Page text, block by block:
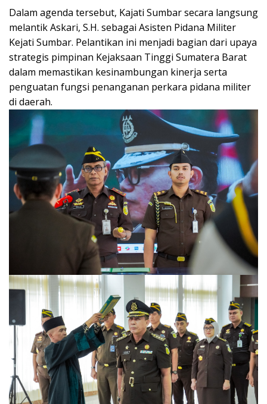
Dalam agenda tersebut, Kajati Sumbar secara langsung
melantik Askari, S.H. sebagai Asisten Pidana Militer
Kejati Sumbar. Pelantikan ini menjadi bagian dari upaya
strategis pimpinan Kejaksaan Tinggi Sumatera Barat
dalam memastikan kesinambungan kinerja serta
penguatan fungsi penanganan perkara pidana militer
di daerah.